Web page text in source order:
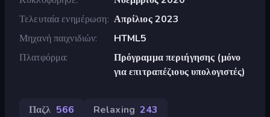
Τελευταία ενημέρωση Απρίλιος 2023
Μηχανή παιχνιδιών
HTML5
Πλατφόρμα
Πρόγραμμα περιήγησης (μόνο
για επιτραπέζιους υπολογιστές)
Παζλ 566 Relaxing 243